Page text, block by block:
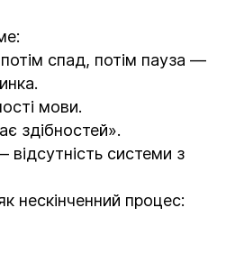
спад, потім пауза —
мови.
здібностей».
системи з
нескінченний процес: